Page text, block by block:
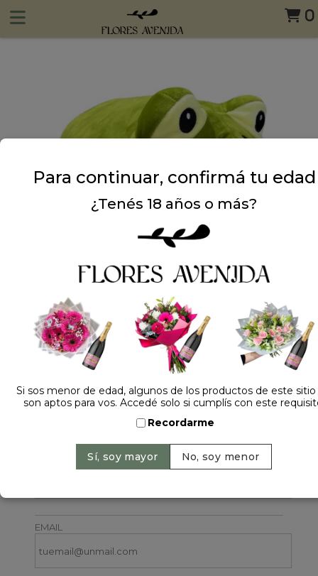
0
Dejá tu opinión
EMAIL
Para continuar, confirmá tu edad
¿Tenés 18 años o más?
Si sos menor de edad, algunos de los productos de este
son aptos para vos. Accedé solo si cumplís con este
Recordarme